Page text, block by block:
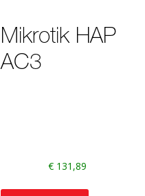
Mikrotik HAP
AC3
€131,89